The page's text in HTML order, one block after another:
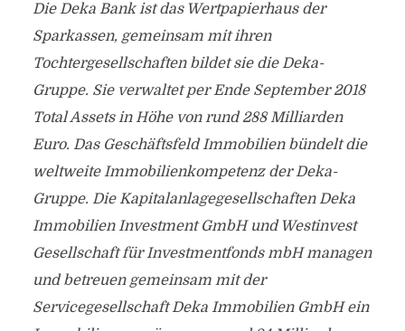
Die Deka Bank ist das Wertpapierhaus der
Sparkassen, gemeinsam mit ihren
Tochtergesellschaften bildet sie die Deka-
Gruppe. Sie verwaltet per Ende September 2018
Total Assets in Höhe von rund 288 Milliarden
Euro. Das Geschäftsfeld Immobilien bündelt die
weltweite Immobilienkompetenz der Deka-
Gruppe. Die Kapitalanlagegesellschaften Deka
Immobilien Investment GmbH und Westinvest
Gesellschaft für Investmentfonds mbH managen
und betreuen gemeinsam mit der
Servicegesellschaft Deka Immobilien GmbH ein